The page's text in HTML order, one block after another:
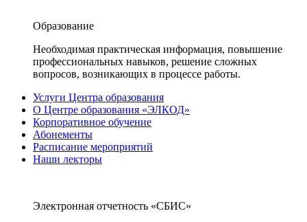
Образование
Необходимая практическая информация, повышение
профессиональных навыков, решение сложных
вопросов, возникающих в процессе работы.
Услуги Центра образования
О Центре образования «ЭЛКОД»
Корпоративное обучение
Абонементы
Расписание мероприятий
Наши лекторы
Электронная отчетность «СБИС»